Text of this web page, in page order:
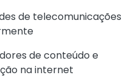
de telecomunicações
de conteúdo e
na internet